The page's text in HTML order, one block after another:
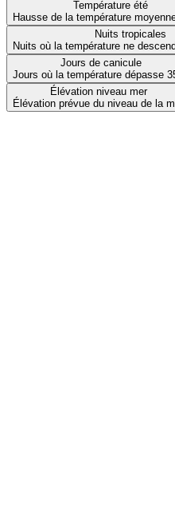
Température été
Hausse de la température
Nuits tropicales
Nuits où la température ne
Jours de canicule
Jours où la température dépasse
Élévation niveau mer
Élévation prévue du niveau de la